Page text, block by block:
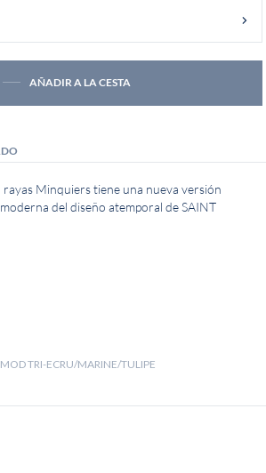
AÑADIR A LA CESTA
rayas Minquiers tiene una nueva versión
del diseño atemporal de SAINT
TRI-ECRU/MARINE/TULIPE